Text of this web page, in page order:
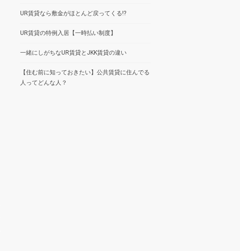
UR賃貸なら敷金がほとんど戻ってくる!?
UR賃貸の特例入居【一時払い制度】
一緒にしがちなUR賃貸とJKK賃貸の違い
【住む前に知っておきたい】公共賃貸に住んでる
人ってどんな人？